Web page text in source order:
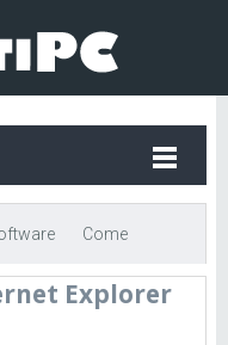
Come
Explorer